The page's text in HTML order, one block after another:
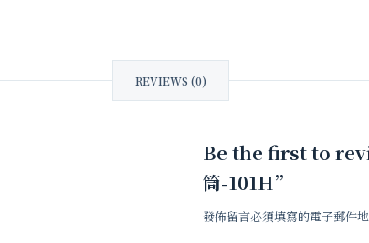
REVIEWS (0)
Be the first to
筒-101H”
發佈留言必須填寫的電子郵件